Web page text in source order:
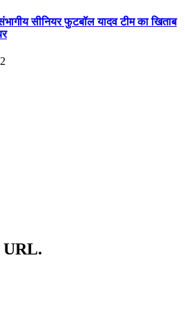
संभागीय सीनियर फुटबॉल यादव टीम का खिताब
URL.